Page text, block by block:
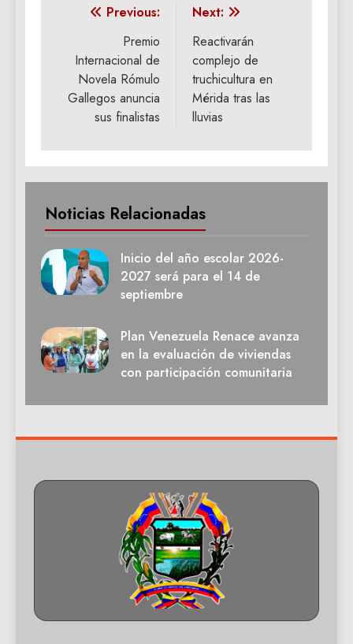
Navegación
entradas
Previous:
Premio
Internacional de
Novela Rómulo
Gallegos anuncia
sus finalistas
Next:
Reactivarán
complejo de
truchicultura en
Mérida tras las
lluvias
Noticias Relacionadas
Inicio del año escolar 2026-
2027 será para el 14 de
septiembre
Plan Venezuela Renace avanza
en la evaluación de viviendas
con participación comunitaria